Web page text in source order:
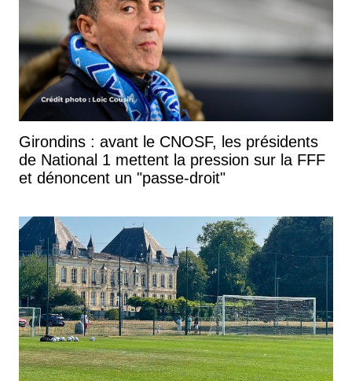
Girondins : avant le CNOSF, les présidents
de National 1 mettent la pression sur la FFF
et dénoncent un "passe-droit"